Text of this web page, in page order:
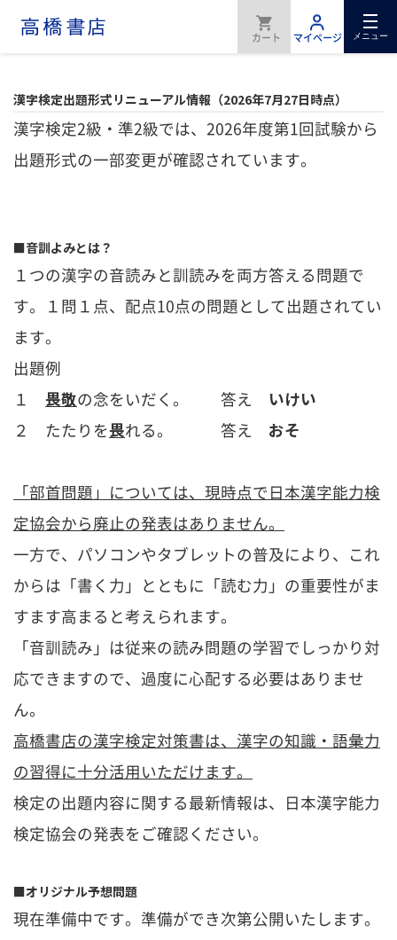
メニュー
漢字検定出題形式リニューアル情報（2026年7月27日時点）
漢字検定2級・準2級では、2026年度第1回試験から
出題形式の一部変更が確認されています。
■音訓よみとは？
１つの漢字の音読みと訓読みを両方答える問題で
す。１問１点、配点10点の問題として出題されてい
ます。
出題例
１ 畏敬の念をいだく。 答え いけい
２ たたりを畏れる。 答え おそ
「部首問題」については、現時点で日本漢字能力検
定協会から廃止の発表はありません。
一方で、パソコンやタブレットの普及により、これ
からは「書く力」とともに「読む力」の重要性がま
すます高まると考えられます。
「音訓読み」は従来の読み問題の学習でしっかり対
応できますので、過度に心配する必要はありませ
ん。
高橋書店の漢字検定対策書は、漢字の知識・語彙力
の習得に十分活用いただけます。
検定の出題内容に関する最新情報は、日本漢字能力
検定協会の発表をご確認ください。
■オリジナル予想問題
現在準備中です。準備ができ次第公開いたします。